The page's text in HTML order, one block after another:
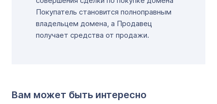
Покупатель становится полноправным
владельцем домена, а Продавец
получает средства от продажи.
Вам может быть интересно